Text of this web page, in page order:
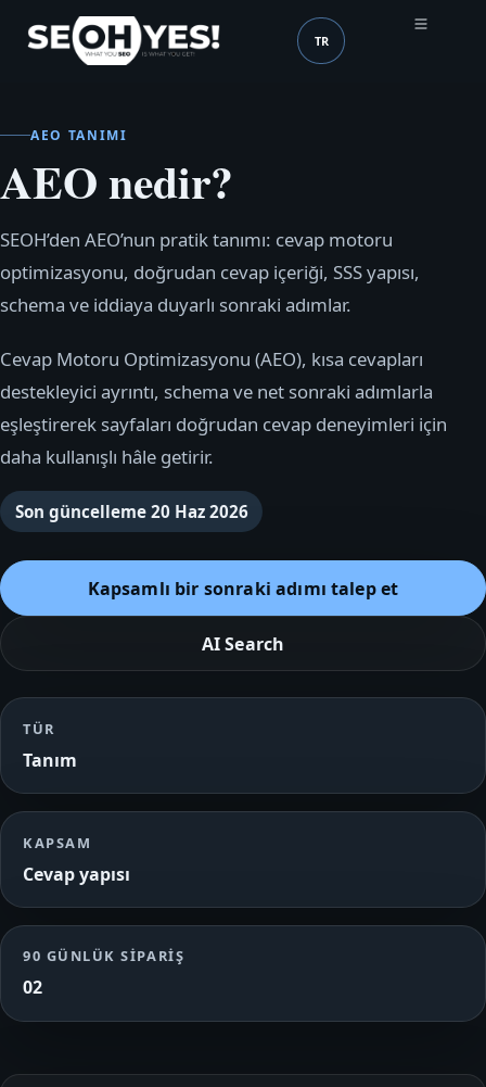
SEOH Dil (mobile header)
TR
AEO TANIMI
AEO nedir?
SEOH’den AEO’nun pratik tanımı: cevap motoru
optimizasyonu, doğrudan cevap içeriği, SSS yapısı,
schema ve iddiaya duyarlı sonraki adımlar.
Cevap Motoru Optimizasyonu (AEO), kısa cevapları
destekleyici ayrıntı, schema ve net sonraki adımlarla
eşleştirerek sayfaları doğrudan cevap deneyimleri için
daha kullanışlı hâle getirir.
Son güncelleme 20 Haz 2026
Kapsamlı bir sonraki adımı talep et
AI Search
TÜR
Tanım
KAPSAM
Cevap yapısı
90 GÜNLÜK SIPARIŞ
02